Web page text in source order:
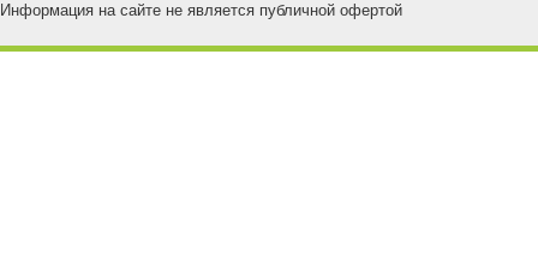
Информация на сайте не является публичной офертой